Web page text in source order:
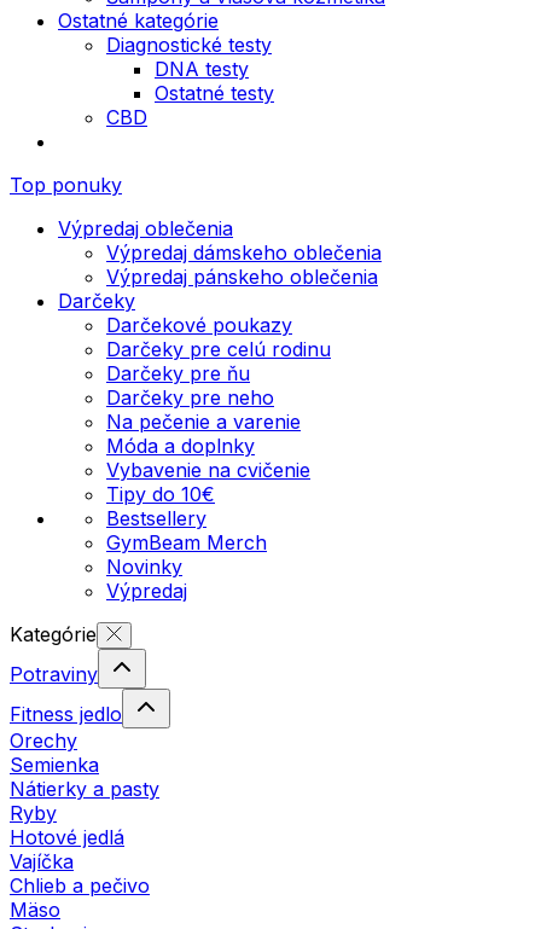
Ostatné kategórie
Diagnostické testy
DNA testy
Ostatné testy
CBD
Top ponuky
Výpredaj oblečenia
Výpredaj dámskeho oblečenia
Výpredaj pánskeho oblečenia
Darčeky
Darčekové poukazy
Darčeky pre celú rodinu
Darčeky pre ňu
Darčeky pre neho
Na pečenie a varenie
Móda a doplnky
Vybavenie na cvičenie
Tipy do 10€
Bestsellery
GymBeam Merch
Novinky
Výpredaj
Kategórie
Potraviny
Fitness jedlo
Orechy
Semienka
Nátierky a pasty
Ryby
Hotové jedlá
Vajíčka
Chlieb a pečivo
Mäso